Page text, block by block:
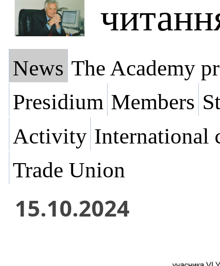
News The Academy
Presidium Members
Activity International
Trade Union
15.10.2024